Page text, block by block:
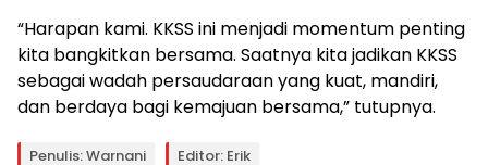
“Harapan kami. KKSS ini menjadi momentum penting
kita bangkitkan bersama. Saatnya kita jadikan KKSS
sebagai wadah persaudaraan yang kuat, mandiri,
dan berdaya bagi kemajuan bersama,” tutupnya.
Penulis: Warnani Editor: Erik